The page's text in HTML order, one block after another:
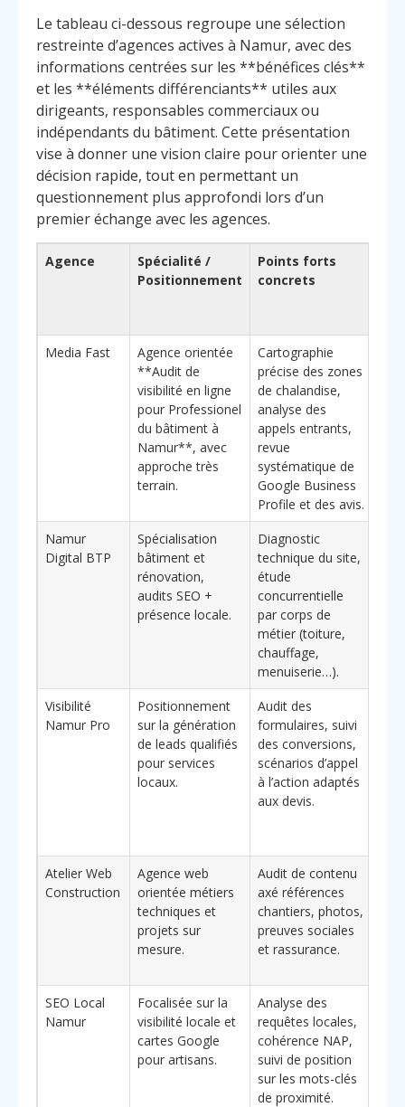
Le tableau ci-dessous regroupe une sélection
restreinte d’agences actives à Namur, avec des
informations centrées sur les **bénéfices clés**
et les **éléments différenciants** utiles aux
dirigeants, responsables commerciaux ou
indépendants du bâtiment. Cette présentation
vise à donner une vision claire pour orienter une
décision rapide, tout en permettant un
questionnement plus approfondi lors d’un
premier échange avec les agences.
Agence
Spécialité /
Positionnement
Points forts
concrets
Media Fast
Agence orientée
**Audit de
visibilité en ligne
pour Professionel
du bâtiment à
Namur**, avec
approche très
terrain.
Cartographie
précise des zones
de chalandise,
analyse des
appels entrants,
revue
systématique de
Google Business
Profile et des avis.
Namur
Digital BTP
Spécialisation
bâtiment et
rénovation,
audits SEO +
présence locale.
Diagnostic
technique du site,
étude
concurrentielle
par corps de
métier (toiture,
chauffage,
menuiserie…).
Visibilité
Namur Pro
Positionnement
sur la génération
de leads qualifiés
pour services
locaux.
Audit des
formulaires, suivi
des conversions,
scénarios d’appel
à l’action adaptés
aux devis.
Atelier Web
Construction
Agence web
orientée métiers
techniques et
projets sur
mesure.
Audit de contenu
axé références
chantiers, photos,
preuves sociales
et rassurance.
SEO Local
Namur
Focalisée sur la
visibilité locale et
cartes Google
pour artisans.
Analyse des
requêtes locales,
cohérence NAP,
suivi de position
sur les mots-clés
de proximité.